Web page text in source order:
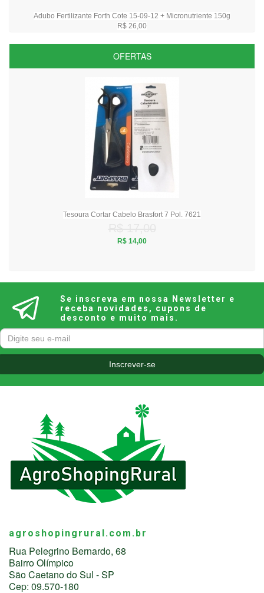
Adubo Fertilizante Forth Cote 15-09-12 + Micronutriente 150g
R$ 26,00
OFERTAS
Tesoura Cortar Cabelo Brasfort 7 Pol. 7621
R$ 14,00
Se inscreva em nossa Newsletter e
receba novidades, cupons de
desconto e muito mais.
agroshopingrural.com.br
Rua Pelegrino Bernardo, 68
Bairro Olímpico
São Caetano do Sul - SP
Cep: 09.570-180